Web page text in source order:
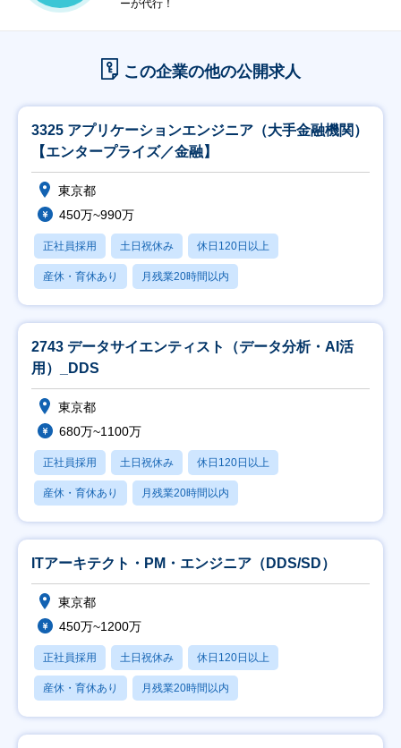
ーが代行！
この企業の他の公開求人
3325 アプリケーションエンジニア（大手金融機関）
【エンタープライズ／金融】
東京都
450万~990万
正社員採用 土日祝休み 休日120日以上
産休・育休あり 月残業20時間以内
2743 データサイエンティスト（データ分析・AI活
用）_DDS
東京都
680万~1100万
正社員採用 土日祝休み 休日120日以上
産休・育休あり 月残業20時間以内
ITアーキテクト・PM・エンジニア（DDS/SD）
東京都
450万~1200万
正社員採用 土日祝休み 休日120日以上
産休・育休あり 月残業20時間以内